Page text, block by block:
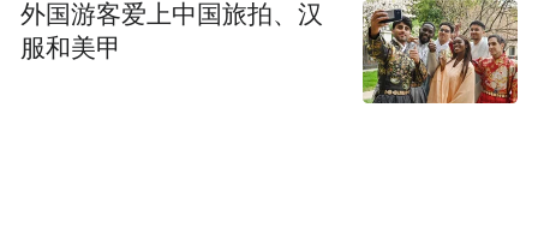
外国游客爱上中国旅拍、汉
服和美甲